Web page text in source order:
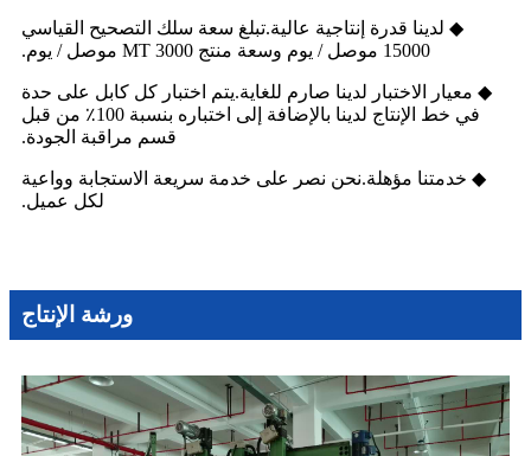
◆ لدينا قدرة إنتاجية عالية.تبلغ سعة سلك التصحيح القياسي
15000 موصل / يوم وسعة منتج MT 3000 موصل / يوم.
◆ معيار الاختبار لدينا صارم للغاية.يتم اختبار كل كابل على حدة
في خط الإنتاج لدينا بالإضافة إلى اختباره بنسبة 100٪ من قبل
قسم مراقبة الجودة.
◆ خدمتنا مؤهلة.نحن نصر على خدمة سريعة الاستجابة وواعية
لكل عميل.
ورشة الإنتاج